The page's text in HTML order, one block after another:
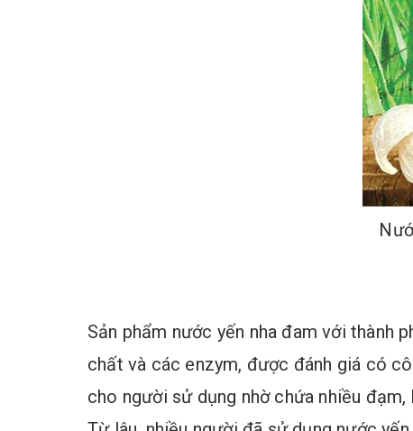
Sản phẩm nước yến nha đam với thành
chất và các enzym, được đánh giá có
cho người sử dụng nhờ chứa nhiều